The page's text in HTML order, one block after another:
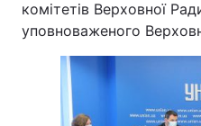
комітетів Верховної
уповноваженого